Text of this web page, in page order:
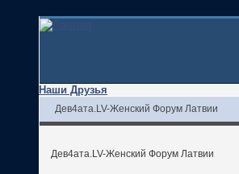
Наши Друзья
Дев4ата.LV-Женский Форум Латвии
Дев4ата.LV-Женский Форум Латвии